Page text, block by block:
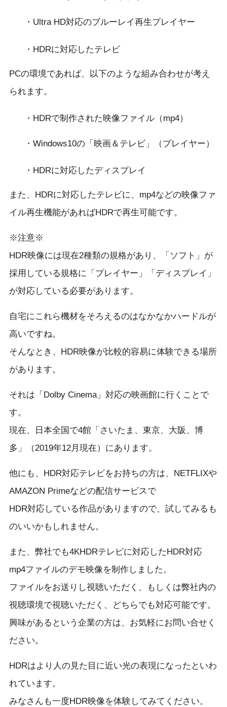
・Ultra HD対応のブルーレイ再生プレイヤー
・HDRに対応したテレビ
PCの環境であれば、以下のような組み合わせが考え
られます。
・HDRで制作された映像ファイル（mp4）
・Windows10の「映画＆テレビ」（プレイヤー）
・HDRに対応したディスプレイ
また、HDRに対応したテレビに、mp4などの映像ファ
イル再生機能があればHDRで再生可能です。
※注意※
HDR映像には現在2種類の規格があり、「ソフト」が
採用している規格に「プレイヤー」「ディスプレイ」
が対応している必要があります。
自宅にこれら機材をそろえるのはなかなかハードルが
高いですね。
そんなとき、HDR映像が比較的容易に体験できる場所
があります。
それは「Dolby Cinema」対応の映画館に行くことで
す。
現在、日本全国で4館「さいたま、東京、大阪、博
多」（2019年12月現在）にあります。
他にも、HDR対応テレビをお持ちの方は、NETFLIXや
AMAZON Primeなどの配信サービスで
HDR対応している作品がありますので、試してみるも
のいいかもしれません。
また、弊社でも4KHDRテレビに対応したHDR対応
mp4ファイルのデモ映像を制作しました。
ファイルをお送りし視聴いただく、もしくは弊社内の
視聴環境で視聴いただく、どちらでも対応可能です。
興味があるという企業の方は、お気軽にお問い合せく
ださい。
HDRはより人の見た目に近い光の表現になったといわ
れています。
みなさんも一度HDR映像を体験してみてください。